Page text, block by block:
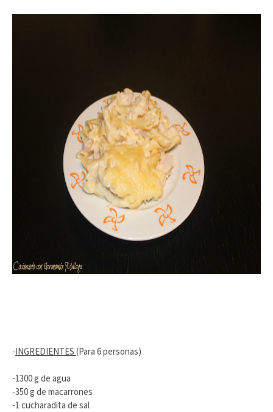
-INGREDIENTES (Para 6 personas)
-1300 g de agua
-350 g de macarrones
-1 cucharadita de sal